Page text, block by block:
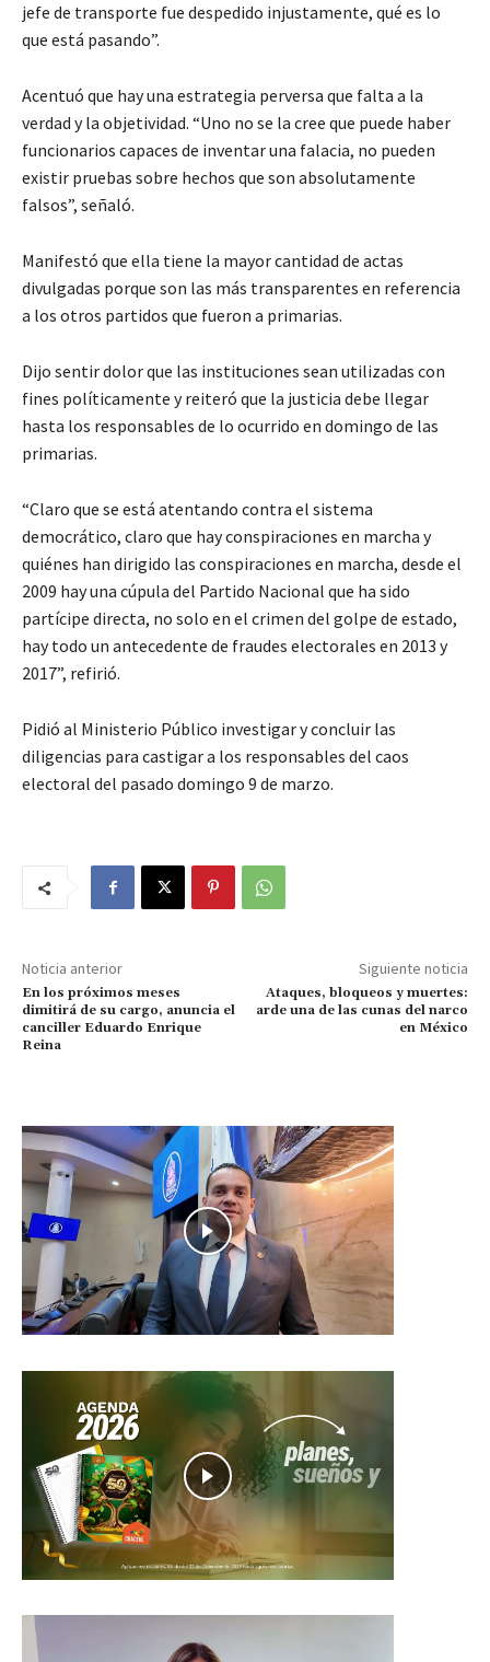
jefe de transporte fue despedido injustamente, qué es lo
que está pasando”.
Acentuó que hay una estrategia perversa que falta a la
verdad y la objetividad. “Uno no se la cree que puede haber
funcionarios capaces de inventar una falacia, no pueden
existir pruebas sobre hechos que son absolutamente
falsos”, señaló.
Manifestó que ella tiene la mayor cantidad de actas
divulgadas porque son las más transparentes en referencia
a los otros partidos que fueron a primarias.
Dijo sentir dolor que las instituciones sean utilizadas con
fines políticamente y reiteró que la justicia debe llegar
hasta los responsables de lo ocurrido en domingo de las
primarias.
“Claro que se está atentando contra el sistema
democrático, claro que hay conspiraciones en marcha y
quiénes han dirigido las conspiraciones en marcha, desde el
2009 hay una cúpula del Partido Nacional que ha sido
partícipe directa, no solo en el crimen del golpe de estado,
hay todo un antecedente de fraudes electorales en 2013 y
2017”, refirió.
Pidió al Ministerio Público investigar y concluir las
diligencias para castigar a los responsables del caos
electoral del pasado domingo 9 de marzo.
Noticia anterior
En los próximos meses
dimitirá de su cargo, anuncia el
canciller Eduardo Enrique
Reina
Siguiente noticia
Ataques, bloqueos y muertes:
arde una de las cunas del narco
en México